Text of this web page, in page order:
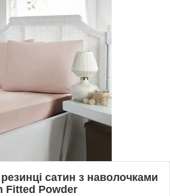
сатин з наволочками
Fitted Powder